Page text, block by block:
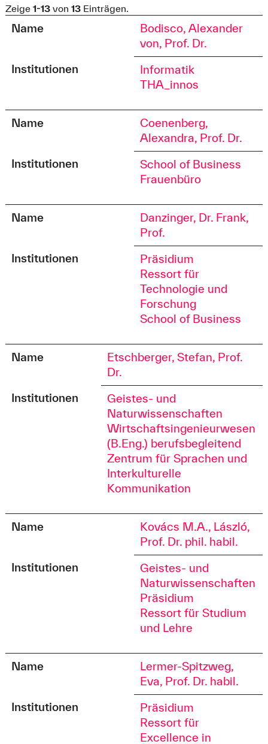
Zeige 1-13von 13Einträgen.
Name
Bodisco, Alexander
von, Prof. Dr.
Institutionen
Informatik
THA_innos
Name
Coenenberg,
Alexandra, Prof. Dr.
Institutionen
School of Business
Frauenbüro
Name
Danzinger, Dr. Frank,
Prof.
Institutionen
Präsidium
Ressort für
Technologie und
Forschung
School of Business
Name
Etschberger, Stefan, Prof.
Dr.
Institutionen
Geistes- und
Naturwissenschaften
Wirtschaftsingenieurwesen
(B.Eng.) berufsbegleitend
Zentrum für Sprachen und
Interkulturelle
Kommunikation
Name
Kovács M.A., László,
Prof. Dr. phil. habil.
Institutionen
Geistes- und
Naturwissenschaften
Präsidium
Ressort für Studium
und Lehre
Name
Lermer-Spitzweg,
Eva, Prof. Dr. habil.
Institutionen
Präsidium
Ressort für
Excellence in